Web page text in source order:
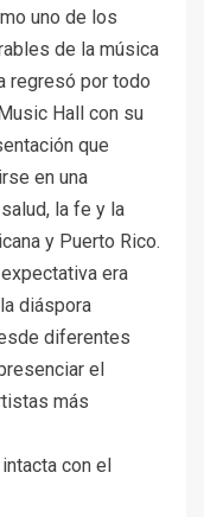
uno de los
de la música
regresó por todo
Hall con su
que
en una
la fe y la
y Puerto Rico.
era
diáspora
diferentes
el
más
con el